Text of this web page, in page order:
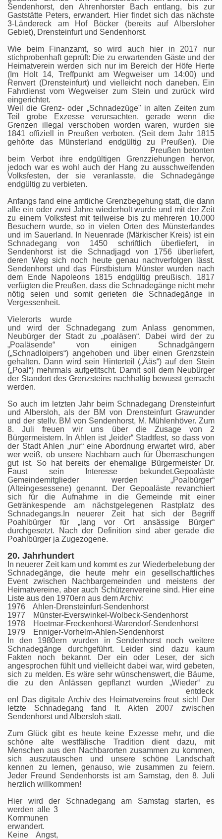
Sendenhorst, den Ahrenhorster Bach entlang, bis zur
Gaststätte Peters, erwandert. Hier findet sich das nächste
3-Ländereck am Hof Böcker (bereits auf Albersloher
Gebiet), Drensteinfurt und Sendenhorst.
Wie beim Finanzamt, so wird auch hier in 2017 nur
stichprobenhaft geprüft: Die zu erwartenden Gäste und der
Heimatverein werden sich nur im Bereich der Höfe Herte
(Im Holt 14, Treffpunkt am Wegweiser um 14:00) und
Renvert (Drensteinfurt) und vielleicht noch daneben. Ein
Fahrdienst vom Wegweiser zum Stein und zurück wird
eingerichtet.
Weil die Grenz- oder „Schnadezüge" in alten Zeiten zum
Teil grobe Exzesse verursachten, gerade wenn die
Grenzen illegal verschoben worden waren, wurden sie
1841 offiziell in Preußen verboten. (Seit dem Jahr 1815
gehörte das Münsterland endgültig zu Preußen).
Die
Preußen betonten
beim Verbot ihre endgültigen Grenzziehungen hervor,
jedoch war es wohl auch der Hang zu ausschweifenden
Volksfesten, der sie veranlasste, die Schnadegänge
endgültig zu verbieten.
Anfangs fand eine amtliche Grenzbegehung statt, die dann
alle ein oder zwei Jahre wiederholt wurde und mit der Zeit
zu einem Volksfest mit teilweise bis zu mehreren 10.000
Besuchern wurde, so in vielen Orten des Münsterlandes
und im Sauerland. In Neuenrade (Märkischer Kreis) ist ein
Schnadegang von 1450 schriftlich überliefert, in
Sendenhorst ist die Schnadjagd von 1756 überliefert,
deren Weg sich noch heute genau nachverfolgen lässt.
Sendenhorst und das Fürstbistum Münster wurden nach
dem Ende Napoleons 1815 endgültig preußisch. 1817
verfügten die Preußen, dass die Schnadegänge nicht mehr
nötig seien und somit gerieten die Schnadegänge in
Vergessenheit.
Vielerorts wurde
und wird der Schnadegang zum Anlass genommen,
Neubürger der Stadt zu „poaläsen“. Dabei wird der zu
„Poaläsende“ von einigen Schnadgängern
(„Schnadloipers“) angehoben und über einen Grenzstein
gehalten. Dann wird sein Hinterteil („Ääs“) auf den Stein
(„Poal“) mehrmals aufgetitscht. Damit soll dem Neubürger
der Standort des Grenzsteins nachhaltig bewusst gemacht
werden.
So auch im letzten Jahr beim Schnadegang Drensteinfurt
und Albersloh, als der BM von Drensteinfurt Grawunder
und der stellv. BM von Sendenhorst, M. Mühlenhöver. Zum
8. Juli freuen wir uns über die Zusage von 2
Bürgermeistern. In Ahlen ist „leider“ Stadtfest, so dass von
der Stadt Ahlen „nur“ eine Abordnung erwartet wird, aber
wer weiß, ob unsere Nachbarn auch für Überraschungen
gut ist. So hat bereits der ehemalige Bürgermeister Dr.
Faust sein Interesse bekundet.Gepoaläste
Gemeindemitglieder werden „Poalbürger“
(Alteingesessene) genannt. Der Gepoaläste revanchiert
sich für die Aufnahme in die Gemeinde mit einer
Getränkespende am nächstgelegenen Rastplatz des
Schnadegangs.In neuerer Zeit hat sich der Begriff
Poahlbürger für „lang vor Ort ansässige Bürger“
durchgesetzt. Nach der Definition sind aber gerade die
Poahlbürger ja Zugezogene.
20. Jahrhundert
In neuerer Zeit kam und kommt es zur Wiederbelebung der
Schnadegänge, die heute mehr ein gesellschaftliches
Event zwischen Nachbargemeinden und meistens der
Heimatvereine, aber auch Schützenvereine sind. Hier eine
Liste aus den 1970ern aus dem Archiv:
1976 Ahlen-Drensteinfurt-Sendenhorst
1977 Münster-Everswinkel-Wolbeck-Sendenhorst
1978 Hoetmar-Freckenhorst-Warendorf-Sendenhorst
1979 Enniger-Vorhelm-Ahlen-Sendenhorst
In den 1980ern wurden in Sendenhorst noch weitere
Schnadegänge durchgeführt. Leider sind dazu kaum
Fakten noch bekannt. Der ein oder Leser, der sich
angesprochen fühlt und vielleicht dabei war, wird gebeten,
sich zu melden. Es wäre sehr wünschenswert, die Bäume,
die zu den Anlässen gepflanzt wurden „Wieder“ zu
entdeck
en! Das digitale Archiv des Heimatvereins freut sich! Der
letzte Schnadegang fand lt. Akten 2007 zwischen
Sendenhorst und Albersloh statt.
Zum Glück gibt es heute keine Exzesse mehr, und die
schöne alte westfälische Tradition dient dazu, mit
Menschen aus den Nachbarorten zusammen zu kommen,
sich auszutauschen und unsere schöne Landschaft
kennen zu lernen, genauso, wie zusammen zu feiern.
Jeder Freund Sendenhorsts ist am Samstag, den 8. Juli
herzlich willkommen!
Hier wird der Schnadegang am Samstag starten, es
werden alle 3
Kommunen
erwandert.
Keine Angst,